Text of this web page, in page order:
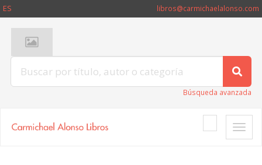
ES libros@carmichaelalonso.com
Búsqueda avanzada
Toggle